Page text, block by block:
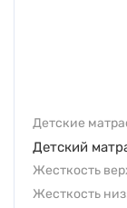
Детские
Детский
Жесткость
Жесткость